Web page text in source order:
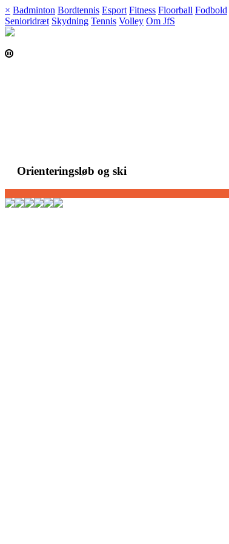
× Badminton Bordtennis Esport Fitness Floorball Fodbold
Senioridræt Skydning Tennis Volley Om JfS
Skip
Orienteringsløb og ski